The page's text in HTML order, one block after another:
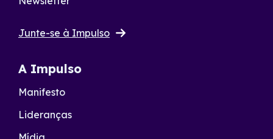
Junte-se à Impulso
A Impulso
Manifesto
Lideranças